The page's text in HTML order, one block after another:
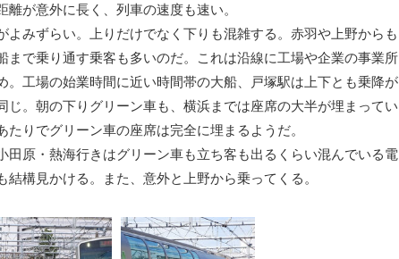
が意外に長く、列車の速度も速い。
よみずらい。上りだけでなく下りも混雑する。赤羽や上野からも
まで乗り通す乗客も多いのだ。これは沿線に工場や企業の事業所
。工場の始業時間に近い時間帯の大船、戸塚駅は上下とも乗降が
じ。朝の下りグリーン車も、横浜までは座席の大半が埋まってい
たりでグリーン車の座席は完全に埋まるようだ。
田原・熱海行きはグリーン車も立ち客も出るくらい混んでいる電
構見かける。また、意外と上野から乗ってくる。